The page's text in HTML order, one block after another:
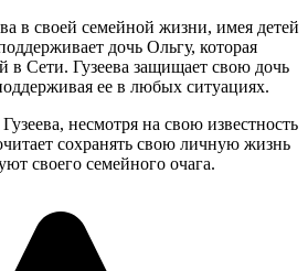
в своей семейной жизни, имея детей
дочь Ольгу, которая
в Сети. Гузеева защищает свою дочь
ее в любых ситуациях.
несмотря на свою известность
сохранять свою личную жизнь
своего семейного очага.